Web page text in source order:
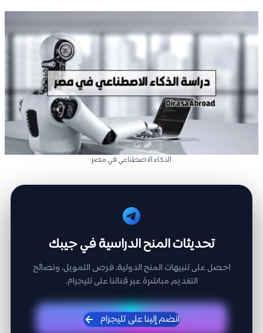
الذكاء الاصطناعي في مصر
تحديثات المنح الدراسية في جيبك
احصل على تنبيهات المنح الدولية، فرص التمويل، ونصائح
التقديم مباشرة عبر قناتنا على تليجرام.
انضم إلينا على تليجرام